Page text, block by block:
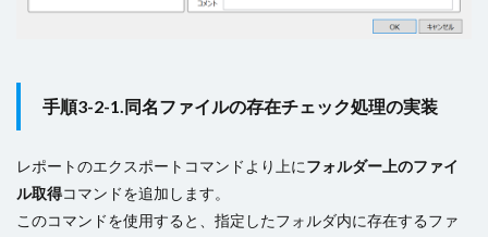
手順3-2-1.同名ファイルの存在チェック処理の実装
レポートのエクスポートコマンドより上にフォルダー上のファイ
ル取得コマンドを追加します。
このコマンドを使用すると、指定したフォルダ内に存在するファ